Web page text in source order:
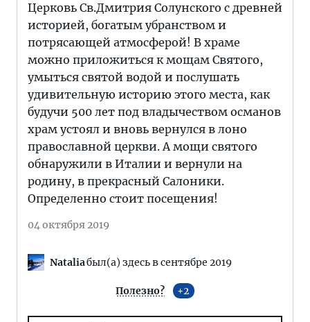
Церковь Св.Дмитрия Солунского с древней
историей, богатым убранством и
потрясающей атмосферой! В храме
можно приложиться к мощам Святого,
умыться святой водой и послушать
удивительную историю этого места, как
будучи 500 лет под владычеством османов
храм устоял и вновь вернулся в лоно
православной церкви. А мощи святого
обнаружили в Италии и вернули на
родину, в прекрасный Салоники.
Определенно стоит посещения!
04 октября 2019
Nataliaбыл(а) здесь в сентябре 2019
Полезно? 2